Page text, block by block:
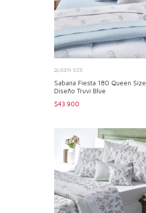
QUEEN SIZE
Sabana Fiesta 180 Queen Size
Diseño Truvi Blue
$43.900